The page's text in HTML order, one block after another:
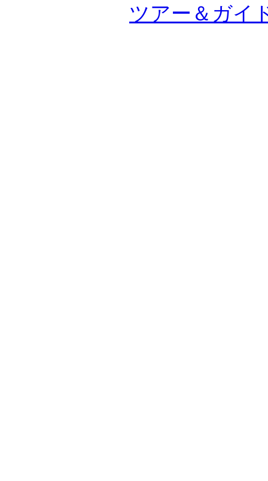
ツアー＆ガイ